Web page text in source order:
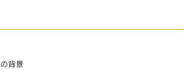
背景